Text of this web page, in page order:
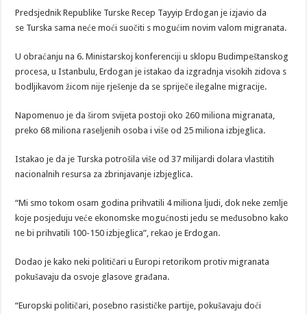
Predsjednik Republike Turske Recep Tayyip Erdogan je izjavio da
se Turska sama neće moći suočiti s mogućim novim valom migranata.
U obraćanju na 6. Ministarskoj konferenciji u sklopu Budimpeštanskog
procesa, u Istanbulu, Erdogan je istakao da izgradnja visokih zidova s
bodljikavom žicom nije rješenje da se spriječe ilegalne migracije.
Napomenuo je da širom svijeta postoji oko 260 miliona migranata,
preko 68 miliona raseljenih osoba i više od 25 miliona izbjeglica.
Istakao je da je Turska potrošila više od 37 milijardi dolara vlastitih
nacionalnih resursa za zbrinjavanje izbjeglica.
“Mi smo tokom osam godina prihvatili 4 miliona ljudi, dok neke zemlje
koje posjeduju veće ekonomske mogućnosti jedu se međusobno kako
ne bi prihvatili 100-150 izbjeglica”, rekao je Erdogan.
Dodao je kako neki političari u Europi retorikom protiv migranata
pokušavaju da osvoje glasove građana.
“Europski političari, posebno rasističke partije, pokušavaju doći